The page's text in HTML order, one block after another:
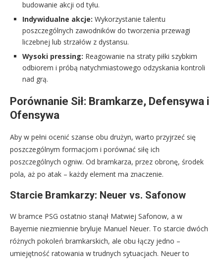
budowanie akcji od tyłu.
Indywidualne akcje: Wykorzystanie talentu
poszczególnych zawodników do tworzenia przewagi
liczebnej lub strzałów z dystansu.
Wysoki pressing: Reagowanie na straty piłki szybkim
odbiorem i próbą natychmiastowego odzyskania kontroli
nad grą.
Porównanie Sił: Bramkarze, Defensywa i
Ofensywa
Aby w pełni ocenić szanse obu drużyn, warto przyjrzeć się
poszczególnym formacjom i porównać siłę ich
poszczególnych ogniw. Od bramkarza, przez obronę, środek
pola, aż po atak – każdy element ma znaczenie.
Starcie Bramkarzy: Neuer vs. Safonow
W bramce PSG ostatnio stanął Matwiej Safonow, a w
Bayernie niezmiennie bryluje Manuel Neuer. To starcie dwóch
różnych pokoleń bramkarskich, ale obu łączy jedno –
umiejętność ratowania w trudnych sytuacjach. Neuer to